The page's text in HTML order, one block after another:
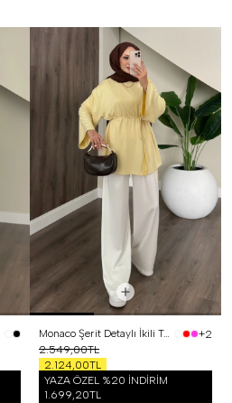
Monaco Şerit Detaylı İkili Takım Sarı
+2
2.549,00TL
2.124,00TL
YAZA ÖZEL %20 İNDİRİM
1.699,20TL